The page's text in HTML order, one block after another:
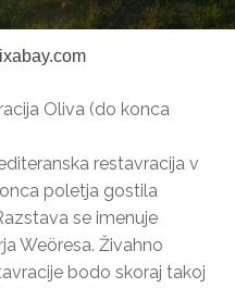
Oliva (do konca
restavracija v
poletja gostila
se imenuje
Weöresa. Živahno
bodo skoraj takoj